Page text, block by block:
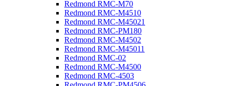
Redmond RMC-M70
Redmond RMC-M4510
Redmond RMC-M45021
Redmond RMC-PM180
Redmond RMC-M4502
Redmond RMC-M45011
Redmond RMC-02
Redmond RMC-M4500
Redmond RMC-4503